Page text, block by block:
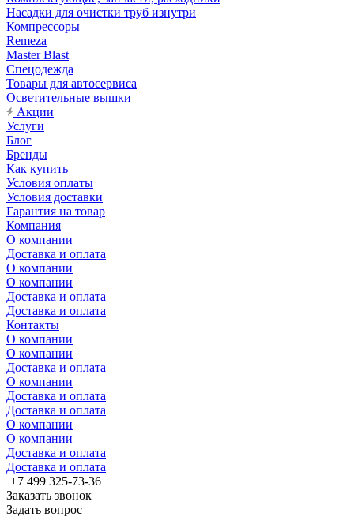
Насадки для очистки труб изнутри
Компрессоры
Remeza
Master Blast
Спецодежда
Товары для автосервиса
Осветительные вышки
Акции
Услуги
Блог
Бренды
Как купить
Условия оплаты
Условия доставки
Гарантия на товар
Компания
О компании
Доставка и оплата
О компании
О компании
Доставка и оплата
Доставка и оплата
Контакты
О компании
О компании
Доставка и оплата
О компании
Доставка и оплата
Доставка и оплата
О компании
О компании
Доставка и оплата
Доставка и оплата
+7 499 325-73-36
Заказать звонок
Задать вопрос